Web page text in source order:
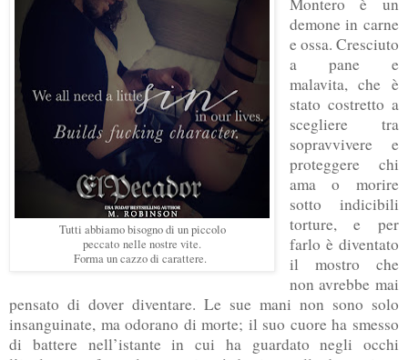
Tutti abbiamo bisogno di un piccolo
peccato nelle nostre vite.
Forma un cazzo di carattere.
demone in carne
e ossa. Cresciuto
a pane e
malavita, che è
stato costretto a
scegliere tra
sopravvivere e
proteggere chi
ama o morire
sotto indicibili
torture, e per
farlo è diventato
il mostro che
non avrebbe mai
pensato di dover diventare. Le sue mani non sono solo
insanguinate, ma odorano di morte; il suo cuore ha smesso
di battere nell’istante in cui ha guardato negli occhi